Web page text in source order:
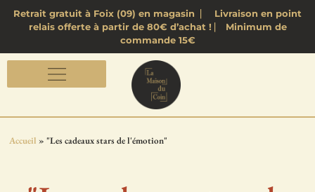
Retrait gratuit à Foix (09) en magasin ⎸ Livraison en point
relais offerte à partir de 80€ d’achat ! ⎸ Minimum de
commande 15€
Accueil » "Les cadeaux stars de l'émotion"